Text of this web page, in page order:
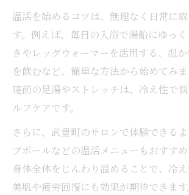
冷え性改善に欠かせない食事
冷え性悩みを解消するための
冷え性改善に役立つエステサ
温活のポイントを知り冷え性を卒
冷え性改善のための温活ポイ
温活習慣で冷え性から卒業す
ト
冷え性卒業を目指す温活アイ
冷え性に効く日常温活の取り
温活を始めるコツは、無理なく日常に
す。例えば、毎日の入浴で湯船にゆっ
きやレッグウォーマーを活用する、温
を飲むなど、簡単な方法から始めてみ
寝前の足湯やストレッチは、冷え性で
ルフケアです。
さらに、武豊町のサロンで体験できる
ブボールなどの温活メニューもおすす
身体全体をじんわり温めることで、冷え
美肌や疲労回復にも効果が期待できま